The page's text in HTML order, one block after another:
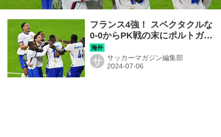
フランス4強！ スペクタクルな
0-0からPK戦の末にポルトガル
を下す【EURO】
サ サッカーマガジン編集部